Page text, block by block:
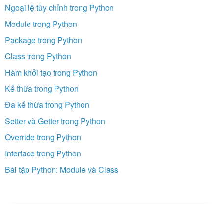
Ngoại lệ tùy chỉnh trong Python
Module trong Python
Package trong Python
Class trong Python
Hàm khởi tạo trong Python
Kế thừa trong Python
Đa kế thừa trong Python
Setter và Getter trong Python
Override trong Python
Interface trong Python
Bài tập Python: Module và Class